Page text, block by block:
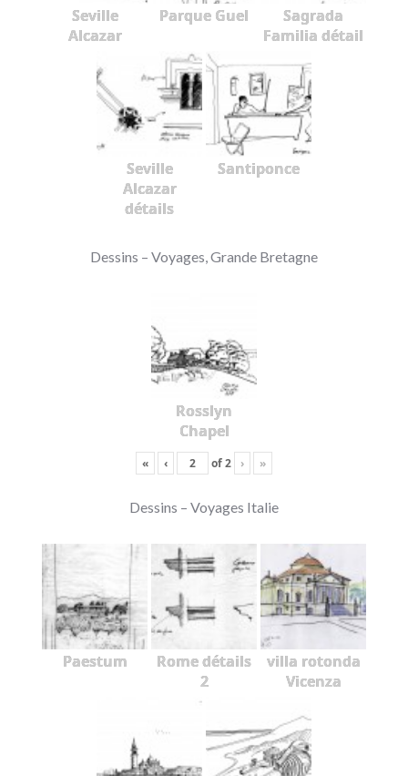
Seville
Alcazar
Parque Guel
Sagrada
Familia détail
Seville
Alcazar
détails
Santiponce
Dessins – Voyages, Grande Bretagne
Rosslyn
Chapel
« ‹ of2 › »
Dessins – Voyages Italie
Paestum
Rome détails
2
villa rotonda
Vicenza